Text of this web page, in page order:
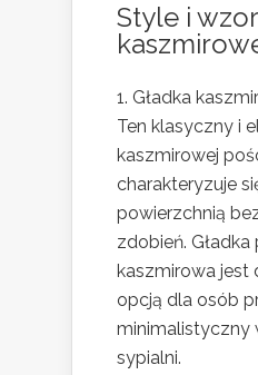
Style i
Gładka
Ten klasyczny i
kaszmirowej
charakteryzuje
powierzchnią
zdobień. Gładka
kaszmirowa jest
opcją dla osób
minimalistyczny
sypialni.